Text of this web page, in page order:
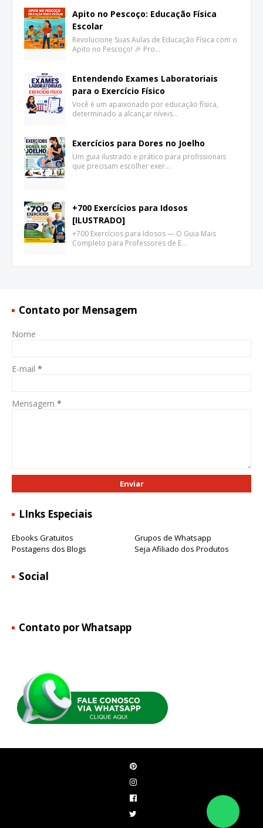
Apito no Pescoço: Educação Física
Escolar
Revolucione Suas Aulas de Educação Física com o
Apito no Pescoço! 🎉 Pro…
Entendendo Exames Laboratoriais
para o Exercício Físico
Você é um apaixonado por educação física,
determinado a alcançar níveis…
Exercícios para Dores no Joelho
Um guia ilustrado e prático para profissionais
que precisam escolher exer…
+700 Exercícios para Idosos
[ILUSTRADO]
+700 Exercícios para Idosos — O Guia Mais
Completo para Professores de E…
Contato por Mensagem
Nome
E-mail *
Mensagem *
LInks Especiais
Ebooks Gratuitos
Grupos de Whatsapp
Postagens dos Blogs
Seja Afiliado dos Produtos
Social
Contato por Whatsapp